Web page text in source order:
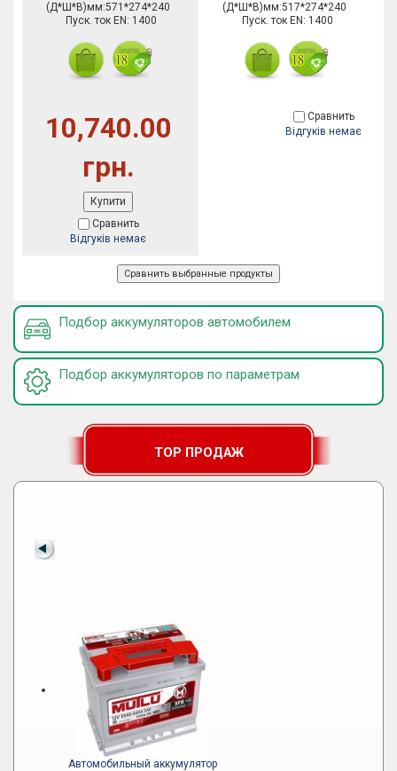
(Д*Ш*В)мм:571*274*240
Пуск. ток EN: 1400
10,740.00
грн.
Купити
Сравнить
Відгуків немає
(Д*Ш*В)мм:517*274*240
Пуск. ток EN: 1400
Сравнить
Відгуків немає
Подбор аккумуляторов автомобилем
Подбор аккумуляторов по параметрам
TOP ПРОДАЖ
Автомобильный аккумулятор